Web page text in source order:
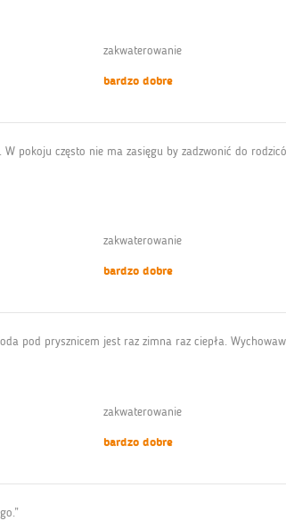
zakwaterowanie
bardzo dobre
pokoju często nie ma zasięgu by zadzwonić do
zakwaterowanie
bardzo dobre
pod prysznicem jest raz zimna raz ciepła.
zakwaterowanie
bardzo dobre